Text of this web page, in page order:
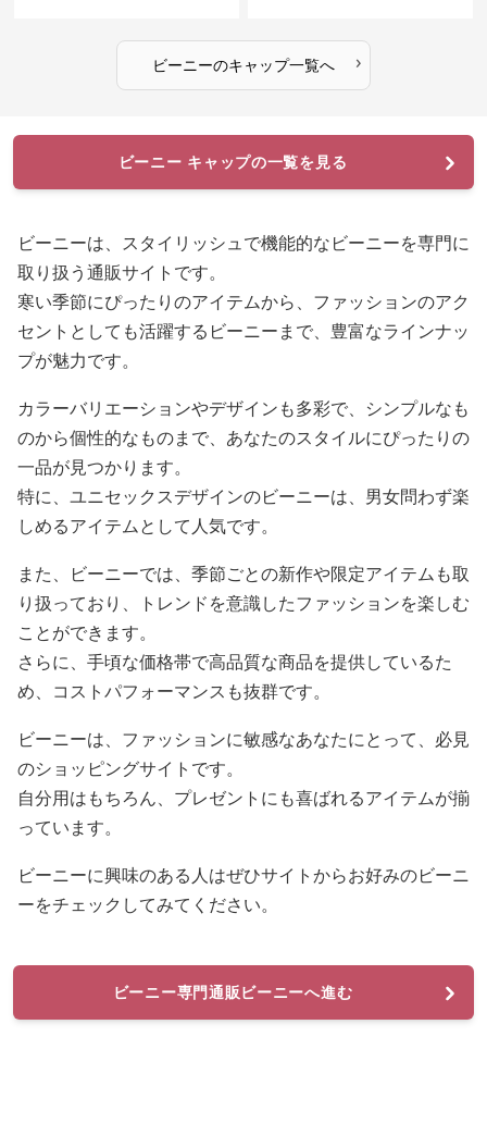
ビーニーのキャップ一覧へ ›
ビーニー キャップの一覧を見る
ビーニーは、スタイリッシュで機能的なビーニーを専門に
取り扱う通販サイトです。
寒い季節にぴったりのアイテムから、ファッションのアク
セントとしても活躍するビーニーまで、豊富なラインナッ
プが魅力です。
カラーバリエーションやデザインも多彩で、シンプルなも
のから個性的なものまで、あなたのスタイルにぴったりの
一品が見つかります。
特に、ユニセックスデザインのビーニーは、男女問わず楽
しめるアイテムとして人気です。
また、ビーニーでは、季節ごとの新作や限定アイテムも取
り扱っており、トレンドを意識したファッションを楽しむ
ことができます。
さらに、手頃な価格帯で高品質な商品を提供しているた
め、コストパフォーマンスも抜群です。
ビーニーは、ファッションに敏感なあなたにとって、必見
のショッピングサイトです。
自分用はもちろん、プレゼントにも喜ばれるアイテムが揃
っています。
ビーニーに興味のある人はぜひサイトからお好みのビーニ
ーをチェックしてみてください。
ビーニー専門通販ビーニーへ進む